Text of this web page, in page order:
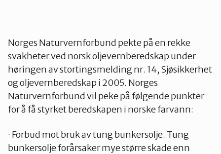
Norges Naturvernforbund pekte på en rekke
svakheter ved norsk oljevernberedskap under
høringen av stortingsmelding nr. 14, Sjøsikkerhet
og oljevernberedskap i 2005. Norges
Naturvernforbund vil peke på følgende punkter
for å få styrket beredskapen i norske farvann:
· Forbud mot bruk av tung bunkersolje. Tung
bunkersolje forårsaker mye større skade enn